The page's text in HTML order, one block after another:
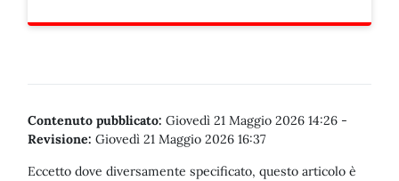
Contenuto pubblicato: Giovedì 21 Maggio 2026 14:26 -
Revisione: Giovedì 21 Maggio 2026 16:37
Eccetto dove diversamente specificato, questo articolo è